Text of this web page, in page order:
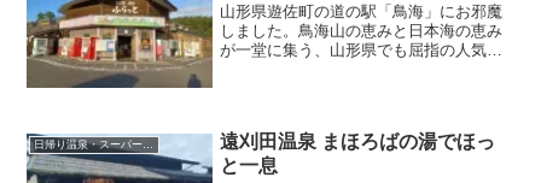
山形県遊佐町の道の駅「鳥海」にお邪魔
しました。鳥海山の恵みと日本海の恵み
が一堂に集う、山形県でも屈指の人気を
遠刈田温泉 まほろばの湯でほっ
と一息